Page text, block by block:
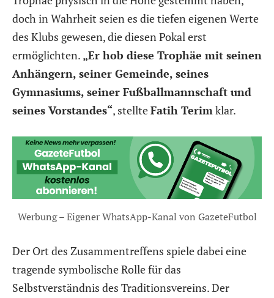
doch in Wahrheit seien es die tiefen eigenen Werte
des Klubs gewesen, die diesen Pokal erst
ermöglichten. „Er hob diese Trophäe mit seinen
Anhängern, seiner Gemeinde, seines
Gymnasiums, seiner Fußballmannschaft und
seines Vorstandes“, stellteFatih Terimklar.
Werbung – Eigener WhatsApp-Kanal von GazeteFutbol
Der Ort des Zusammentreffens spiele dabei eine
tragende symbolische Rolle für das
Selbstverständnis des Traditionsvereins. Der